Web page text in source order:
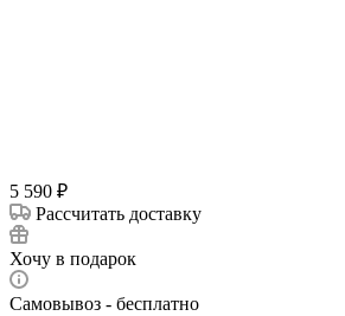
5 590 ₽
Рассчитать доставку
Хочу в подарок
Самовывоз - бесплатно